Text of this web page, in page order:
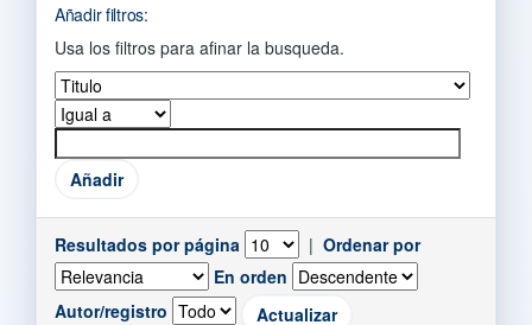
Añadir filtros:
Usa los filtros para afinar la busqueda.
Resultados por página | Ordenar por
En orden
Autor/registro